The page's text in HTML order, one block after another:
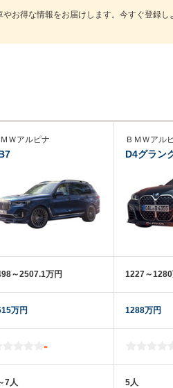
やお得な情報をお届けします。今すぐ登録し
ＭＷアルピナ
～2507.1万円
万円
-
7人
ＢＭＷアル
D4グラン
1227～1280
1288万円
5人